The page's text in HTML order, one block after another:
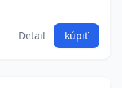
Detail kúpiť